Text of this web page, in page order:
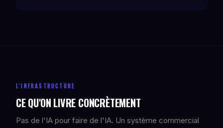
L'INFRASTRUCTURE
CE QU'ON LIVRE CONCRÈTEMENT
Pas de l'IA pour faire de l'IA. Un système commercial